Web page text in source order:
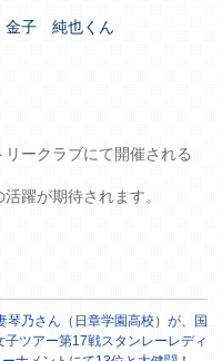
子 純也くん
ークラブにて開催される
躍が期待されます。
琴乃さん（日章学園高校）が、国
子ツアー第17戦スタンレーレディ